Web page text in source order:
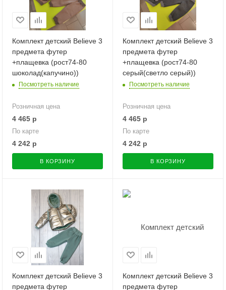
Комплект детский Believe 3
предмета футер
+плащевка (рост74-80
шоколад(капучино))
Посмотреть наличие
Розничная цена
4 465 р
По карте
4 242 р
В КОРЗИНУ
Комплект детский Believe 3
предмета футер
+плащевка (рост74-80
серый(светло серый))
Посмотреть наличие
Розничная цена
4 465 р
По карте
4 242 р
В КОРЗИНУ
Комплект детский Believe 3
предмета футер
Комплект детский Believe 3
предмета футер